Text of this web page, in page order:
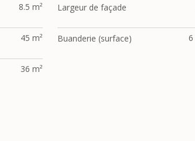
8.5 m² Largeur de façade
45 m² Buanderie (surface) 6
36 m²